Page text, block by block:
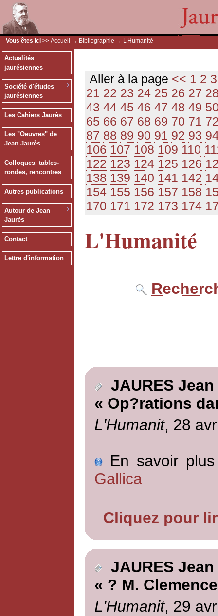
Vous êtes ici >> Accueil → Bibliographie → L'Humanité
Actualités
jaurésiennes
Société d'études
jaurésiennes
Les Cahiers Jaurès
Les "Oeuvres" de
Jean Jaurès
Colloques, tables-
rondes, rencontres
Autres publications
Autour de Jean
Jaurès
Contact
Lettre d'information
Aller à la page << 1 2 3
21 22 23 24 25 26 27
43 44 45 46 47 48 49
65 66 67 68 69 70 71
87 88 89 90 91 92 93
106 107 108 109 110
122 123 124 125 126
138 139 140 141 142
154 155 156 157 158
170 171 172 173 174
L'Humanité
JAURES Jean
« Op?rations
L'Humanit, 28
En savoir
Gallica
Cliquez pour
JAURES Jean
« ? M.
L'Humanit, 29